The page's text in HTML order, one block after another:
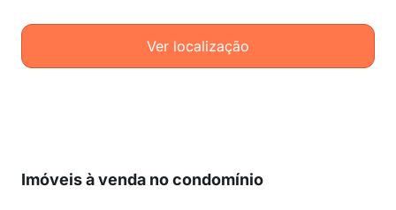
Ver localização
Imóveis à venda no condomínio